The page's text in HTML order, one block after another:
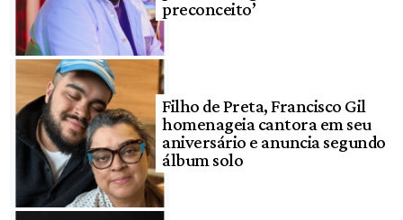
preconceito’
Filho de Preta, Francisco Gil
homenageia cantora em seu
aniversário e anuncia segundo
álbum solo